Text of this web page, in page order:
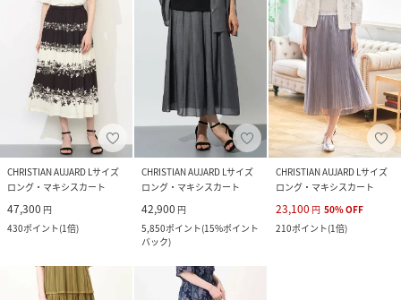
CHRISTIAN AUJARD Lサイズ
ロング・マキシスカート
47,300 円
430ポイント(1倍)
CHRISTIAN AUJARD Lサイズ
ロング・マキシスカート
42,900 円
5,850ポイント(15%ポイント
バック)
CHRISTIAN AUJARD Lサイズ
ロング・マキシスカート
23,100 円 50%OFF
210ポイント(1倍)